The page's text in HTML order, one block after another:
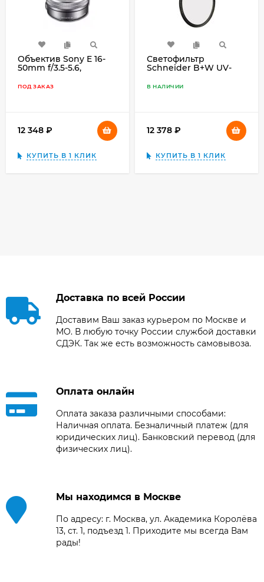
Объектив Sony E 16-
50mm f/3.5-5.6,
ПОД ЗАКАЗ
12 348
КУПИТЬ В 1 КЛИК
Светофильтр
Schneider B+W UV-
XS-Pro, 95mm
В НАЛИЧИИ
12 378
КУПИТЬ В 1 КЛИК
Доставка по всей России
Доставим Ваш заказ курьером по Москве и
МО. В любую точку России службой доставки
СДЭК. Так же есть возможность самовывоза.
Оплата онлайн
Оплата заказа различными способами:
Наличная оплата. Безналичный платеж (для
юридических лиц). Банковский перевод (для
физических лиц).
Мы находимся в Москве
По адресу: г. Москва, ул. Академика Королёва
13, ст. 1, подъезд 1. Приходите мы всегда Вам
рады!